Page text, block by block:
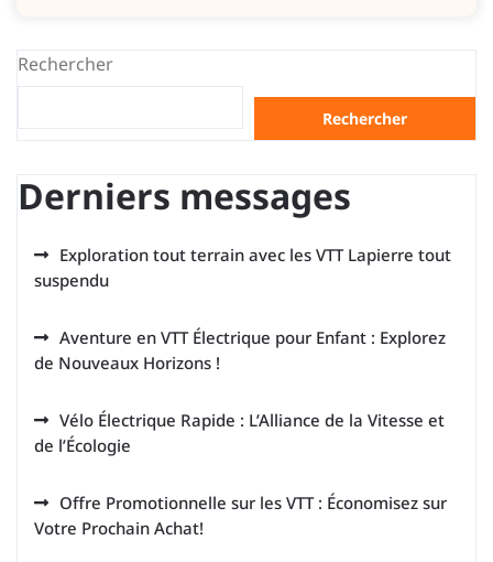
Rechercher
Rechercher
Derniers messages
Exploration tout terrain avec les VTT Lapierre tout
suspendu
Aventure en VTT Électrique pour Enfant : Explorez
de Nouveaux Horizons !
Vélo Électrique Rapide : L’Alliance de la Vitesse et
de l’Écologie
Offre Promotionnelle sur les VTT : Économisez sur
Votre Prochain Achat!